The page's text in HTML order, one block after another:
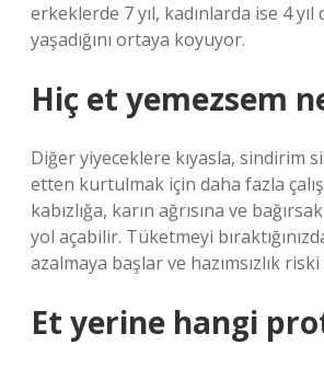
erkeklerde 7 yıl, kadınlarda ise 4 yıl
yaşadığını ortaya koyuyor.
Hiç et yemezsem
Diğer yiyeceklere kıyasla, sindirim
etten kurtulmak için daha fazla
kabızlığa, karın ağrısına ve
yol açabilir. Tüketmeyi
azalmaya başlar ve hazımsızlık
Et yerine hangi